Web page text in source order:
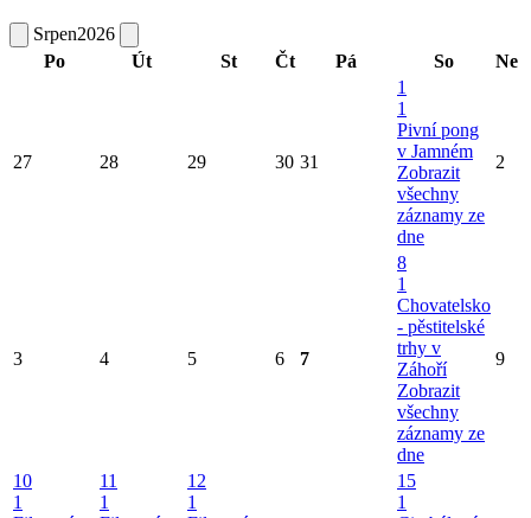
Srpen2026
Po
Út St Čt Pá So Ne
27 28 29 30 31
1
1
Pivní pong
v Jamném
Zobrazit
všechny
záznamy ze
dne
2
3 4 5 6 7
8
1
Chovatelsko
- pěstitelské
trhy v
Záhoří
Zobrazit
všechny
záznamy ze
dne
9
10
1
11
1
12
1
15
1